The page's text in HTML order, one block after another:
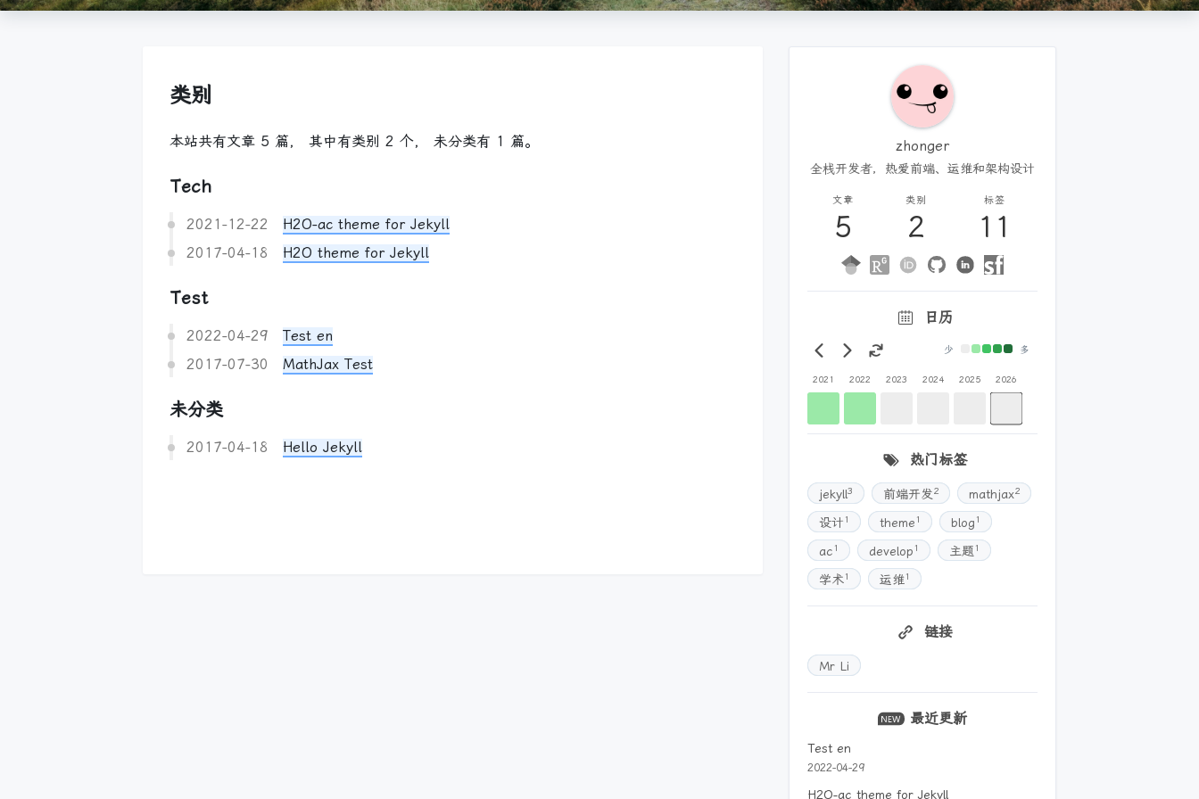
类别
本站共有文章 5 篇， 其中有类别 2 个， 未分类有 1 篇。
Tech
2021-12-22
H2O-ac theme for Jekyll
2017-04-18
H2O theme for Jekyll
Test
2022-04-29
Test en
2017-07-30
MathJax Test
未分类
2017-04-18 Hello Jekyll
zhonger
全栈开发者，热爱前端、运维和架构设计
文章
5
类别
2
标签
11
日历
少 多
2021 2022 2023 2024 2025 2026
热门标签
jekyll3 前端开发2 mathjax2
设计 1 theme 1 blog 1
ac 1 develop 1 主题 1
学术1 运维1
链接
Mr Li
最近更新
Test en
2022-04-29
H2O-ac theme for Jekyll